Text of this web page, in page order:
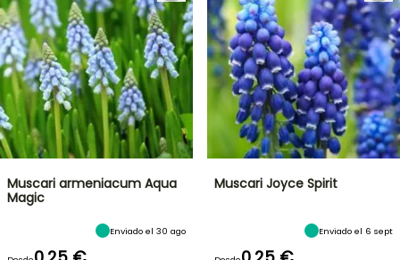
Muscari armeniacum Aqua
Magic
Enviado el 30 ago
Muscari Joyce Spirit
Enviado el 6 sept